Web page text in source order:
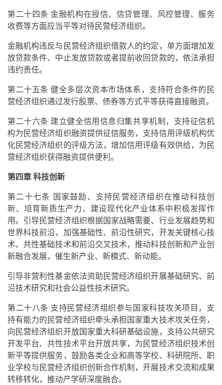
第二十四条 金融机构在授信、信贷管理、风控管理、服务
收费等方面应当平等对待民营经济组织。
金融机构违反与民营经济组织借款人的约定，单方面增加发
放贷款条件、中止发放贷款或者提前收回贷款的，依法承担
违约责任。
第二十五条 健全多层次资本市场体系，支持符合条件的民
营经济组织通过发行股票、债券等方式平等获得直接融资。
第二十六条 建立健全信用信息归集共享机制，支持征信机
构为民营经济组织融资提供征信服务，支持信用评级机构优
化民营经济组织的评级方法，增加信用评级有效供给，为民
营经济组织获得融资提供便利。
第四章 科技创新
第二十七条 国家鼓励、支持民营经济组织在推动科技创
新、培育新质生产力、建设现代化产业体系中积极发挥作
用。引导民营经济组织根据国家战略需要、行业发展趋势和
世界科技前沿，加强基础性、前沿性研究，开发关键核心技
术、共性基础技术和前沿交叉技术，推动科技创新和产业创
新融合发展，催生新产业、新模式、新动能。
引导非营利性基金依法资助民营经济组织开展基础研究、前
沿技术研究和社会公益性技术研究。
第二十八条 支持民营经济组织参与国家科技攻关项目，支
持有能力的民营经济组织牵头承担国家重大技术攻关任务，
向民营经济组织开放国家重大科研基础设施，支持公共研究
开发平台、共性技术平台开放共享，为民营经济组织技术创
新平等提供服务，鼓励各类企业和高等学校、科研院所、职
业学校与民营经济组织创新合作机制，开展技术交流和成果
转移转化，推动产学研深度融合。